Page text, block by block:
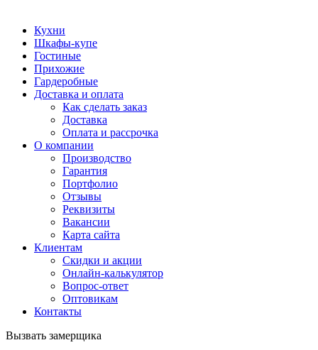
Кухни
Шкафы-купе
Гостиные
Прихожие
Гардеробные
Доставка и оплата
Как сделать заказ
Доставка
Оплата и рассрочка
О компании
Производство
Гарантия
Портфолио
Отзывы
Реквизиты
Вакансии
Карта сайта
Клиентам
Скидки и акции
Онлайн-калькулятор
Вопрос-ответ
Оптовикам
Контакты
Вызвать замерщика